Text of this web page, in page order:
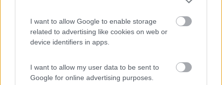
I want to allow Google to enable storage
related to advertising like cookies on web or
device identifiers in apps.
I want to allow my user data to be sent to
Google for online advertising purposes.
Ottima area, posizione vicino al mare ma distante
dal centro, personale accogliente e gentilissimo,
servizi igienici puliti, area ben tenuta, con zona
Accoglienza Posizione Pulizia Servizi